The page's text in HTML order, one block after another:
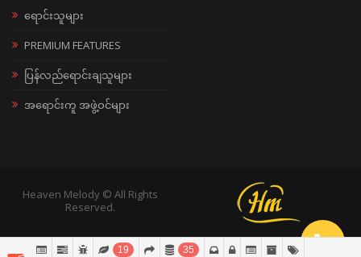
ရောင်းသူများ
PREMIUM FEATURES
ပြန်လည်ရောင်းချသူများ
အရောင်းကူ အဖွဲ့ဝင်များ
Heaven Melody © All Rights
Reserved.
19 35